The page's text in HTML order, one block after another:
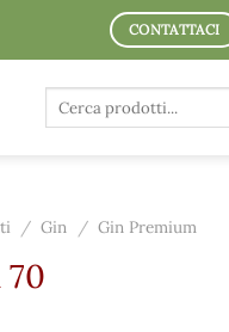
CONTATTACI
Cerca:
/ Gin / Gin Premium